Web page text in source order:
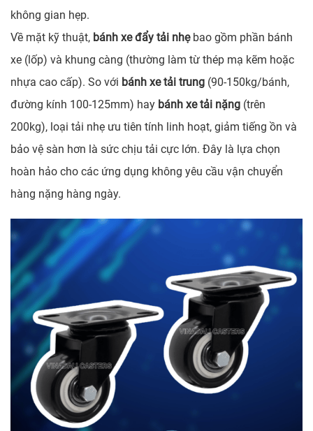
không gian hẹp.
Về mặt kỹ thuật, bánh xe đẩy tải nhẹbao gồm phần bánh
xe (lốp) và khung càng (thường làm từ thép mạ kẽm hoặc
nhựa cao cấp). So với bánh xe tải trung (90-150kg/bánh,
đường kính 100-125mm) hay bánh xe tải nặng (trên
200kg), loại tải nhẹ ưu tiên tính linh hoạt, giảm tiếng ồn và
bảo vệ sàn hơn là sức chịu tải cực lớn. Đây là lựa chọn
hoàn hảo cho các ứng dụng không yêu cầu vận chuyển
hàng nặng hàng ngày.